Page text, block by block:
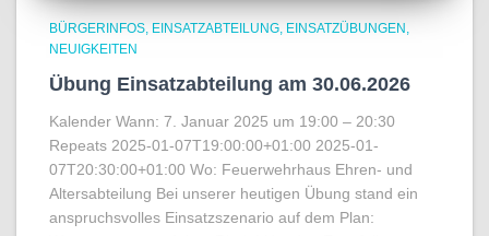
BÜRGERINFOS EINSATZABTEILUNG EINSATZÜBUNGEN
NEUIGKEITEN
Übung Einsatzabteilung am 30.06.2026
Kalender Wann: 7. Januar 2025 um 19:00 – 20:30
Repeats 2025-01-07T19:00:00+01:00 2025-01-
07T20:30:00+01:00 Wo: Feuerwehrhaus Ehren- und
Altersabteilung Bei unserer heutigen Übung stand ein
anspruchsvolles Einsatzszenario auf dem Plan: